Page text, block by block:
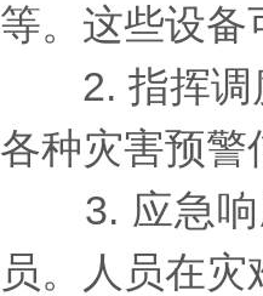
等。这些设备
2. 指挥调度
各种灾害预警
3. 应急响
员。人员在